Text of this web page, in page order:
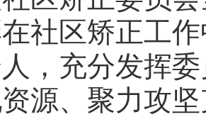
社区矫正工
，充分发挥
源、聚力攻